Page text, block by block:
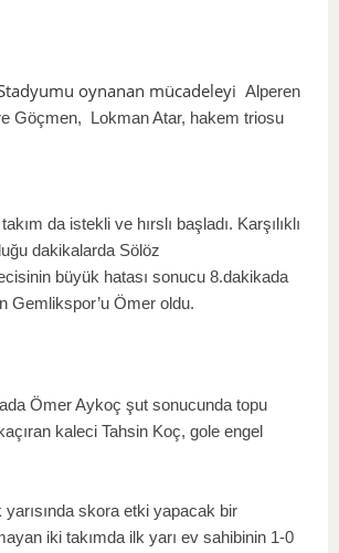
oynanan mücadeleyi Alperen
Göçmen, Lokman Atar, hakem triosu
da istekli ve hırslı başladı. Karşılıklı
dakikalarda Sölöz
büyük hatası sonucu 8.dakikada
Gemlikspor’u Ömer oldu.
Ömer Aykoç şut sonucunda topu
kaleci Tahsin Koç, gole engel
yarısında skora etki yapacak bir
iki takımda ilk yarı ev sahibinin 1-0